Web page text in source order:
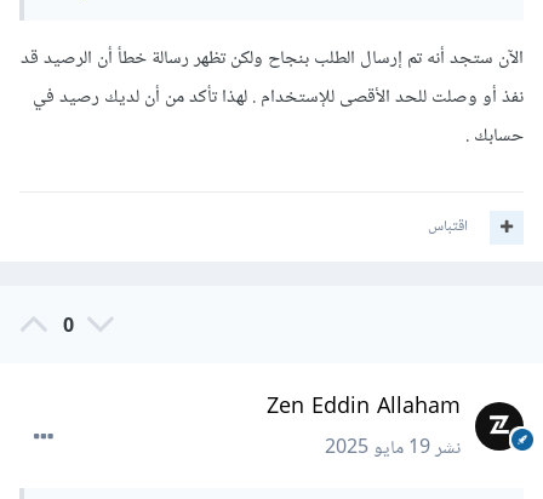
    container
append img
})
هاد هو كود جافا سكريبت
الآن ستجد أنه تم إرسال الطلب بنجاح ولكن تظهر رسالة خطأ أن الرصيد قد
نفذ أو وصلت للحد الأقصى للإستخدام . لهذا تأكد من أن لديك رصيد في
حسابك .
اقتباس
0
Zen Eddin Allaham
نشر19 مايو 2025